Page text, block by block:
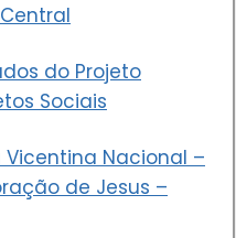
do Projeto
Sociais
Vicentina Nacional –
de Jesus –